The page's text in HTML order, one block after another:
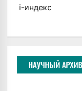
i-индекс
НАУЧНЫЙ АРХИВ